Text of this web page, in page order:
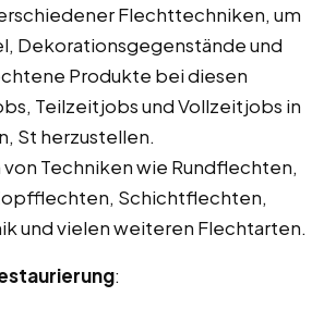
Flechttechniken, um
Dekorationsgegenstände und
Produkte bei diesen
Teilzeitjobs und Vollzeitjobs in
St herzustellen.
Techniken wie Rundflechten,
Schichtflechten,
und vielen weiteren Flechtarten.
: